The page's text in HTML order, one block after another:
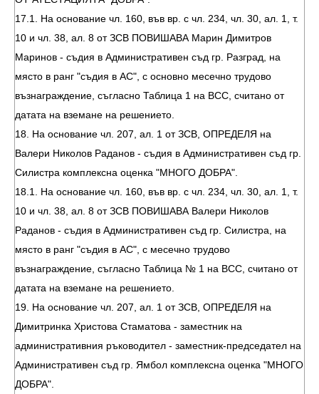
17.1. На основание чл. 160, във вр. с чл. 234, чл. 30, ал. 1, т.
10 и чл. 38, ал. 8 от ЗСВ ПОВИШАВА Марин Димитров
Маринов - съдия в Административен съд гр. Разград, на
място в ранг "съдия в АС", с основно месечно трудово
възнаграждение, съгласно Таблица 1 на ВСС, считано от
датата на вземане на решението.
18. На основание чл. 207, ал. 1 от ЗСВ, ОПРЕДЕЛЯ на
Валери Николов Раданов - съдия в Административен съд гр.
Силистра комплексна оценка "МНОГО ДОБРА".
18.1. На основание чл. 160, във вр. с чл. 234, чл. 30, ал. 1, т.
10 и чл. 38, ал. 8 от ЗСВ ПОВИШАВА Валери Николов
Раданов - съдия в Административен съд гр. Силистра, на
място в ранг "съдия в АС", с месечно трудово
възнаграждение, съгласно Таблица № 1 на ВСС, считано от
датата на вземане на решението.
19. На основание чл. 207, ал. 1 от ЗСВ, ОПРЕДЕЛЯ на
Димитринка Христова Стаматова - заместник на
административния ръководител - заместник-председател на
Административен съд гр. Ямбол комплексна оценка "МНОГО
ДОБРА".